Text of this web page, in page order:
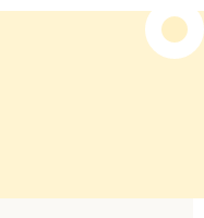
Kontakt